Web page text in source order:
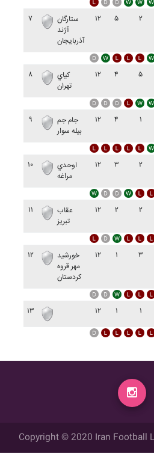
۷
ستارگان
آژند
آذربايجان
۱۲ ۵ ۲
۸
کياي
تهران
۱۲ ۴ ۵
۹
جام جم
بيله سوار
۱۲ ۴ ۱
۱۰
اوحدي
مراغه
۱۲ ۳ ۲
۱۱
عقاب
تبريز
۱۲ ۲ ۲
۱۲
خورشيد
مهر قروه
کردستان
۱۲ ۱ ۳
۱۳ ۱۲ ۱ ۱
Copyright © 2020 Iran Football